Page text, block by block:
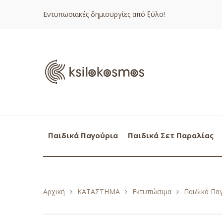
Εντυπωσιακές δημιουργίες από ξύλο!
Παιδικά Παγούρια Παιδικά Σετ Παραλίας
Αρχική ΚΑΤΑΣΤΗΜΑ Εκτυπώσιμα Παιδικά